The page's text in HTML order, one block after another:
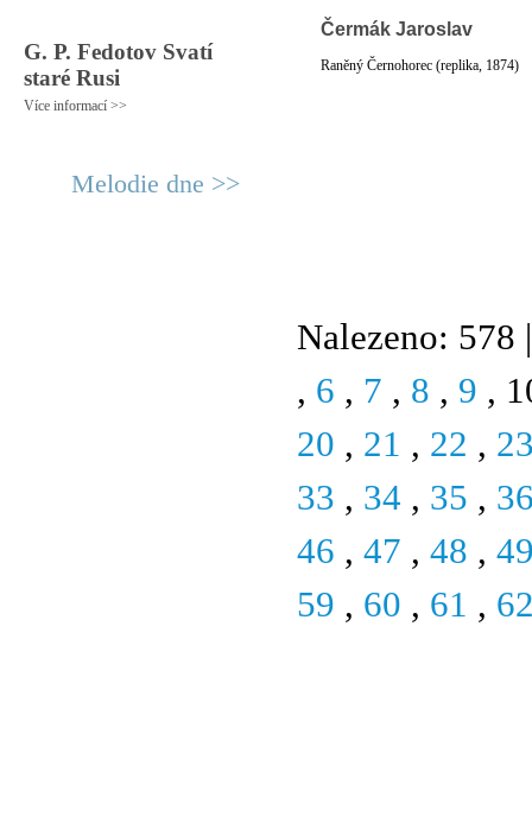
G. P. Fedotov Svatí
staré Rusi
Více informací >>
Melodie dne >>
Čermák Jaroslav
Raněný Černohorec (replika, 1874)
Nalezeno: 578
, 6 , 7 , 8 , 9 ,
20 , 21 , 22 ,
33 , 34 , 35 ,
46 , 47 , 48 ,
59 , 60 , 61 ,